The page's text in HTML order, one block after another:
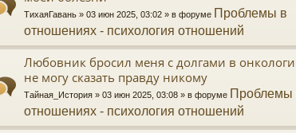
ТихаяГавань » 03 июн 2025, 03:02 » в форуме Проблемы в
отношениях - психология отношений
Любовник бросил меня с долгами в
не могу сказать правду никому
Тайная_История » 03 июн 2025, 03:08 » в форуме Проблемы
отношениях - психология отношений